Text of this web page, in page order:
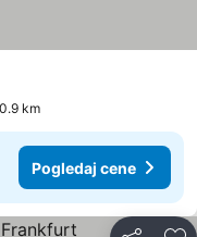
km
Pogledaj cene